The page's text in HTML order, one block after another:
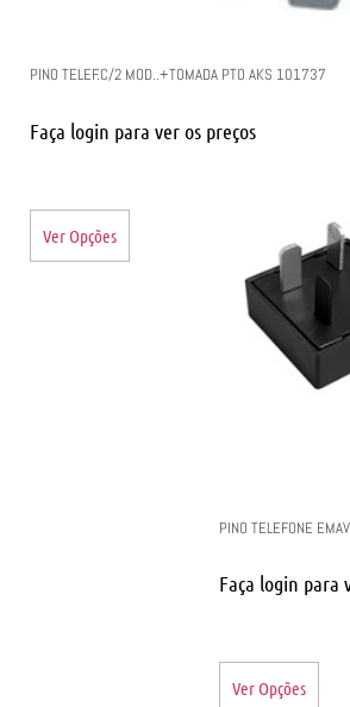
PINO TELEF.C/2 MOD..+TOMADA PTO AKS 101737
Faça login para ver os preços
Ver Opções
PINO TELEFONE
Faça login para
Ver Opções